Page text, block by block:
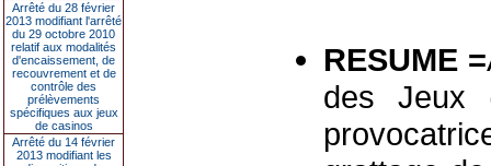
Arrêté du 28 février
2013 modifiant l'arrêté
du 29 octobre 2010
relatif aux modalités
d'encaissement, de
recouvrement et de
contrôle des
prélèvements
spécifiques aux jeux
de casinos
Arrêté du 14 février
2013 modifiant les
RESUME =
des Jeux